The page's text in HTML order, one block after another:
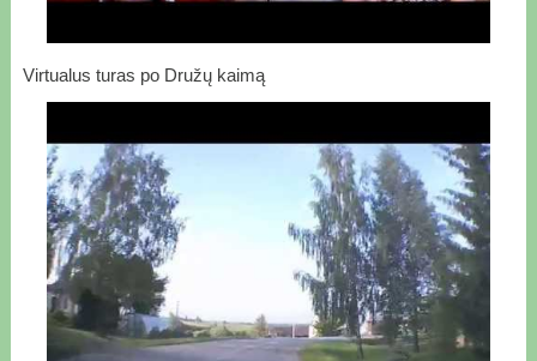
Virtualus turas po Družų kaimą